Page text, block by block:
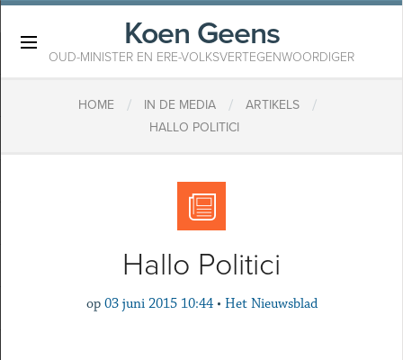
Koen Geens
OUD-MINISTER EN ERE-VOLKSVERTEGENWOORDIGER
HOME / IN DE MEDIA / ARTIKELS /
HALLO POLITICI
Hallo Politici
op 03 juni 2015 10:44 • Het Nieuwsblad